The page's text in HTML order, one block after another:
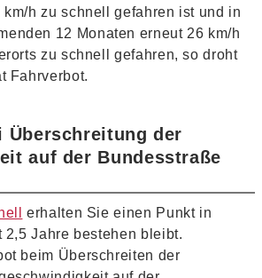
h zu schnell gefahren ist und in
12 Monaten erneut 26 km/h
zu schnell gefahren, so droht
Fahrverbot.
Überschreitung der
auf der Bundesstraße
erhalten Sie einen Punkt in
2,5 Jahre bestehen bleibt.
beim Überschreiten der